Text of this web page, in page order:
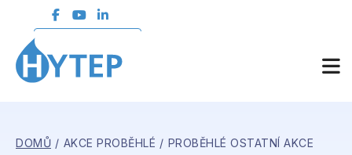
DOMŮ AKCE PROBĚHLÉ
PROBĚHLÉ OSTATNÍ AKCE